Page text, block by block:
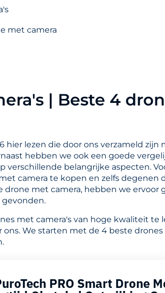
met camera
| Beste 4
lezen die door ons verzameld zijn
hebben we ook een goede
verschillende belangrijke aspecten.
camera te kopen en zelfs degenen
met camera, hebben we ervoor
gevonden.
met camera's van hoge kwaliteit te
We starten met de 4 beste
PRO Smart Drone